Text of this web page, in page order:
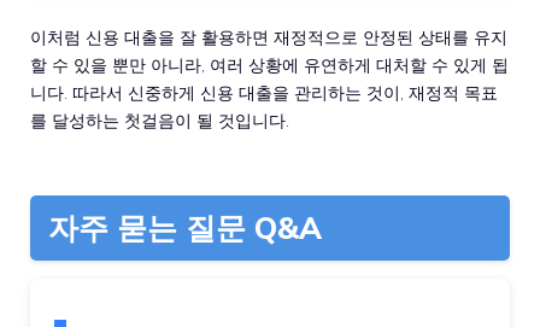
이처럼 신용 대출을 잘 활용하면 재정적으로 안정된 상태를 유지
할 수 있을 뿐만 아니라, 여러 상황에 유연하게 대처할 수 있게 됩
니다. 따라서 신중하게 신용 대출을 관리하는 것이, 재정적 목표
를 달성하는 첫걸음이 될 것입니다.
자주 묻는 질문 Q&A